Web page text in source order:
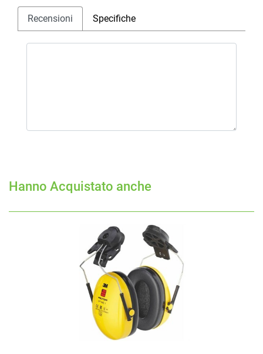
Recensioni Specifiche
Hanno Acquistato anche